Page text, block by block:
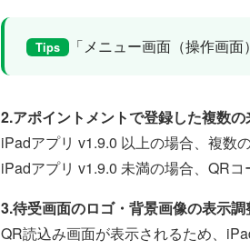
Tips 「メニュー画面（操作画
2.アポイントメントで登録した複数
iPadアプリ v1.9.0 以上の場合、複数
iPadアプリ v1.9.0 未満の場合、QR
3.待受画面のロゴ・背景画像の表示調
QR読込み画面が表示されるため、